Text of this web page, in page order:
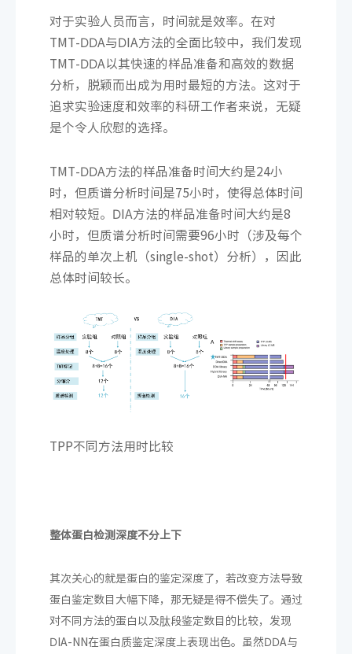
对于实验人员而言，时间就是效率。在对
TMT-DDA与DIA方法的全面比较中，我们发现
TMT-DDA以其快速的样品准备和高效的数据
分析，脱颖而出成为用时最短的方法。这对于
追求实验速度和效率的科研工作者来说，无疑
是个令人欣慰的选择。
TMT-DDA方法的样品准备时间大约是24小
时，但质谱分析时间是75小时，使得总体时间
相对较短。DIA方法的样品准备时间大约是8
小时，但质谱分析时间需要96小时（涉及每个
样品的单次上机（single-shot）分析），因此
总体时间较长。
TPP不同方法用时比较
整体蛋白检测深度不分上下
其次关心的就是蛋白的鉴定深度了，若改变方法导致
蛋白鉴定数目大幅下降，那无疑是得不偿失了。通过
对不同方法的蛋白以及肽段鉴定数目的比较，发现
DIA-NN在蛋白质鉴定深度上表现出色。虽然DDA与